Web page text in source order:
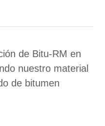
de Bitu-RM en
nuestro material
de bitumen